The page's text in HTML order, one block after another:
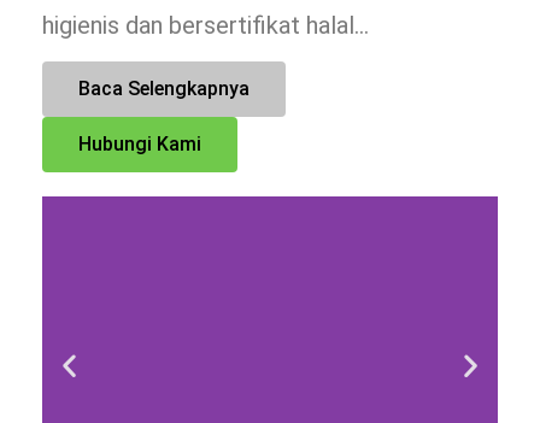
higienis dan bersertifikat halal…
Baca Selengkapnya
Hubungi Kami